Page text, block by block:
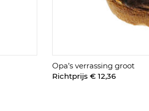
Opa’s verrassing groot
Richtprijs € 12,36